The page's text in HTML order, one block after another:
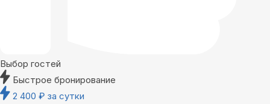
Выбор гостей
Быстрое бронирование
2 400 ₽ за сутки